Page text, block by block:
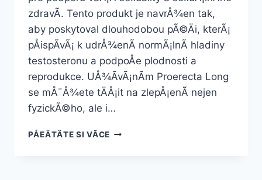
zdravÃ­. Tento produkt je navrÅ¾en tak,
aby poskytoval dlouhodobou pÃ©Äi, kterÃ¡
pÅispÃ­vÃ¡ k udrÅ¾enÃ­ normÃ¡lnÃ­ hladiny
testosteronu a podpoÅe plodnosti a
reprodukce. UÅ¾Ã­vÃ¡nÃ­m Proerecta Long
se mÅ¯Å¾ete tÄÅ¡it na zlepÅ¡enÃ­ nejen
fyzickÃ©ho, ale i…
PÅEÄTÄTE SI VÃ­CEPROERECTA